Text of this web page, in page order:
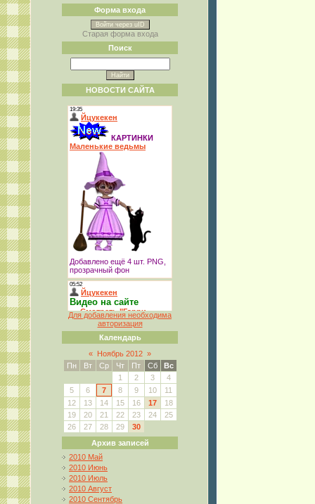
Форма входа
Войти через uID
Старая форма входа
Поиск
НОВОСТИ САЙТА
Для добавления необходима
авторизация
Календарь
« Ноябрь 2012 »
Пн
Вт Ср Чт Пт Сб
Вс
1
2 3
4
5
6 7 8 9 10
11
12
13 14 15 16 17
18
19
20 21 22 23 24
25
26
27 28 29
30
Архив записей
2010 Май
2010 Июнь
2010 Июль
2010 Август
2010 Сентябрь